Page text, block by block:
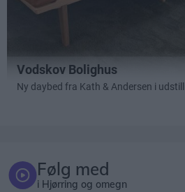
Følg med
i Hjørring og omegn